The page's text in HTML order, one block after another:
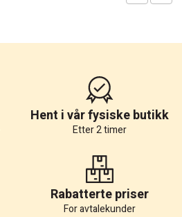
Hent i vår fysiske butikk
Etter 2 timer
Rabatterte priser
For avtalekunder